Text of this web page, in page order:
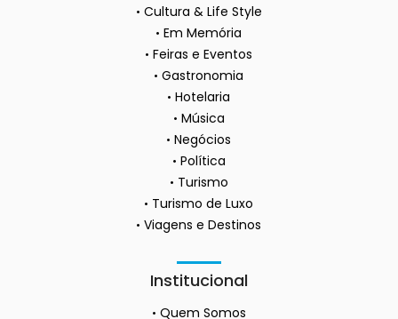
Cultura & Life Style
Em Memória
Feiras e Eventos
Gastronomia
Hotelaria
Música
Negócios
Política
Turismo
Turismo de Luxo
Viagens e Destinos
Institucional
Quem Somos